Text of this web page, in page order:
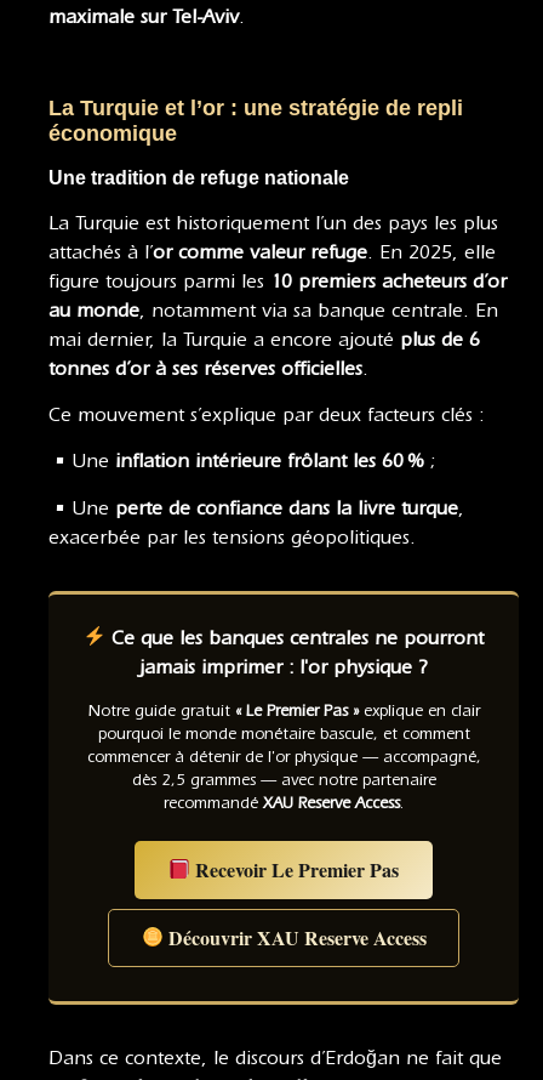
maximale sur Tel-Aviv.
La Turquie et l’or : une stratégie de repli
économique
Une tradition de refuge nationale
La Turquie est historiquement l’un des pays les plus
attachés à l’or comme valeur refuge. En 2025, elle
figure toujours parmi les 10 premiers acheteurs d’or
au monde, notamment via sa banque centrale. En
mai dernier, la Turquie a encore ajouté plus de 6
tonnes d’or à ses réserves officielles.
Ce mouvement s’explique par deux facteurs clés :
• Une inflation intérieure frôlant les 60 % ;
• Une perte de confiance dans la livre turque,
exacerbée par les tensions géopolitiques.
Ce que les banques centrales ne pourront
jamais imprimer : l'or physique ?
Notre guide gratuit « Le Premier Pas »explique en clair
pourquoi le monde monétaire bascule, et comment
commencer à détenir de l'or physique — accompagné,
dès 2,5 grammes — avec notre partenaire
recommandé XAU Reserve Access.
Recevoir Le Premier Pas
Découvrir XAU Reserve Access
Dans ce contexte, le discours d’Erdoğan ne fait que